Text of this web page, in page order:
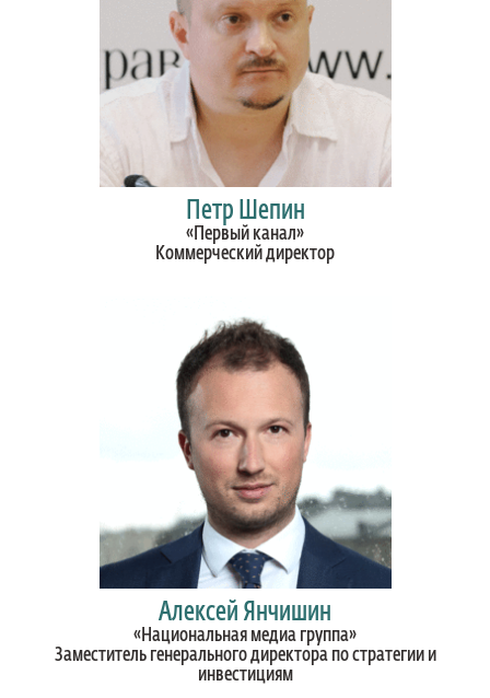
Петр Шепин
«Первый канал»
Коммерческий директор
Алексей Янчишин
«Национальная медиа группа»
Заместитель генерального директора по стратегии и
инвестициям